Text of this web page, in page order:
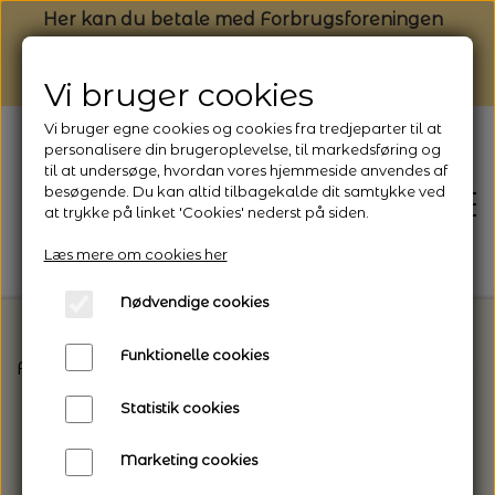
Her kan du betale med Forbrugsforeningen
NYHEDSBREV
Forside
Vi bruger cookies
Vi bruger egne cookies og cookies fra tredjeparter til at
personalisere din brugeroplevelse, til markedsføring og
til at undersøge, hvordan vores hjemmeside anvendes af
besøgende. Du kan altid tilbagekalde dit samtykke ved
at trykke på linket 'Cookies' nederst på siden.
Læs mere om cookies her
Nødvendige cookies
Funktionelle cookies
Statistik cookies
Marketing cookies